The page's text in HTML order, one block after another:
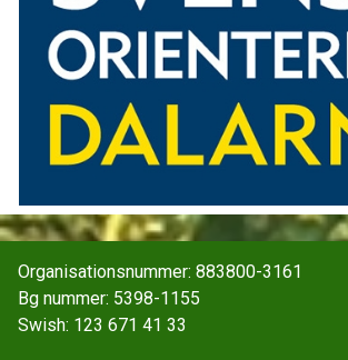
Organisationsnummer: 883800-3161
Bg nummer: 5398-1155
Swish: 123 671 41 33